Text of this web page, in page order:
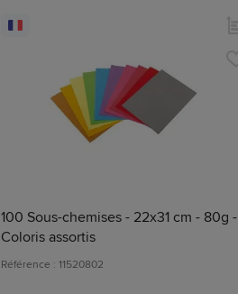
100 Sous-chemises - 22x31 cm - 80g -
Coloris assortis
Référence : 11520802